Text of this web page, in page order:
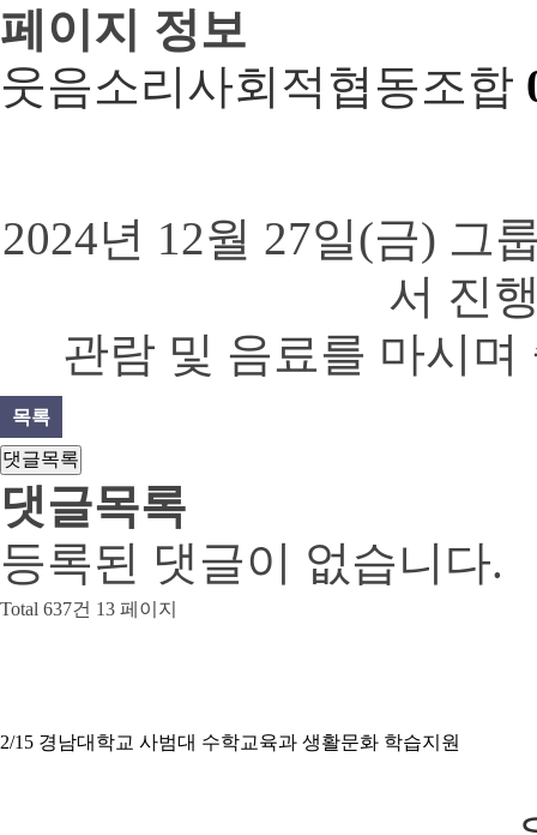
페이지 정보
웃음소리사회적협동조합
2024년 12월 27일(금) 그
서 진
관람 및 음료를 마시
목록
댓글목록
댓글목록
등록된 댓글이 없습니다.
Total 637건 13 페이지
2/15 경남대학교 사범대 수학교육과 생활문화 학습지원